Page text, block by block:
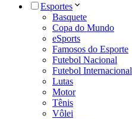
Esportes
Basquete
Copa do Mundo
eSports
Famosos do Esporte
Futebol Nacional
Futebol Internacional
Lutas
Motor
Tênis
Vôlei